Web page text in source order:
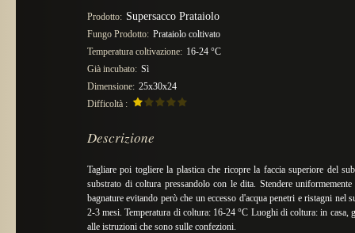
Prodotto: Supersacco Prataiolo
Fungo Prodotto: Prataiolo coltivato
Temperatura coltivazione: 16-24 °C
Già incubato: Sì
Dimensione: 25x30x24
Difficoltà :
Descrizione
Tagliare poi togliere la plastica che ricopre la faccia superiore del
substrato di coltura pressandolo con le dita. Stendere
bagnature evitando però che un eccesso d'acqua penetri e ristagni
2-3 mesi. Temperatura di coltura: 16-24 °C Luoghi di coltura: in casa,
alle istruzioni che sono sulle confezioni.